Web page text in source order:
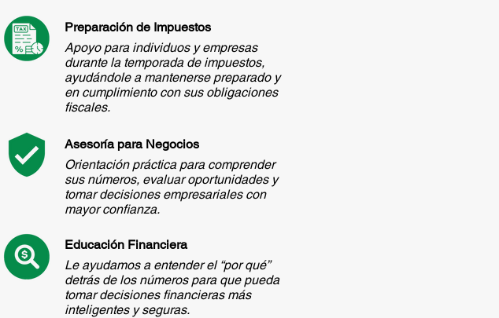
Preparación de Impuestos
Apoyo para individuos y empresas
durante la temporada de impuestos,
ayudándole a mantenerse preparado y
en cumplimiento con sus obligaciones
fiscales.
Asesoría para Negocios
Orientación práctica para comprender
sus números, evaluar oportunidades y
tomar decisiones empresariales con
mayor confianza.
Educación Financiera
Le ayudamos a entender el “por qué”
detrás de los números para que pueda
tomar decisiones financieras más
inteligentes y seguras.